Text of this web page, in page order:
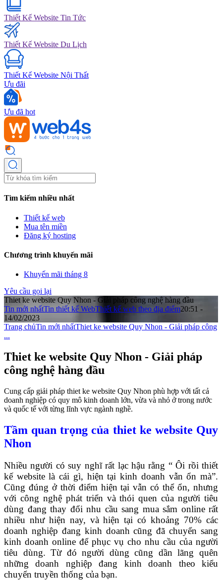
Thiết Kế Website Tin Tức
Thiết Kế Website Du Lịch
Thiết Kế Website Nội Thất
Ưu đãi
Ưu đã hot
Tìm kiếm nhiều nhất
Thiết kế web
Mua tên miền
Đăng ký hosting
Chương trình khuyến mãi
Khuyến mãi tháng 8
Yêu cầu gọi lại
Thiet ke website Quy Nhon - Giải pháp công nghệ hàng đầu
Tin mới nhấtTin thiết kế WebThiết kế web theo địa điểm20:51 -
14/02/2023
Trang chủTin mới nhấtThiet ke website Quy Nhon - Giải pháp công
...
Thiet ke website Quy Nhon - Giải pháp
công nghệ hàng đầu
Cung cấp giải pháp thiet ke website Quy Nhon phù hợp với tất cả
doanh nghiệp có quy mô kinh doanh lớn, vừa và nhỏ ở trong nước
và quốc tế với từng lĩnh vực ngành nghề.
Tầm quan trọng của thiet ke website Quy
Nhon
Nhiều người có suy nghĩ rất lạc hậu rằng “ Ôi rồi thiết
kế website là cái gì, hiện tại kinh doanh vẫn ổn mà”.
Cũng đúng ở thời điểm hiện tại vẫn có thể ổn, nhưng
với công nghệ phát triển và thói quen của người tiêu
dùng đang thay đổi nhu cầu sang mua sắm online rất
nhiều như hiện nay, và hiện tại có khoảng 70% các
doanh nghiệp đang kinh doanh cũng đã chuyển sang
kinh doanh online để phục vụ cho nhu cầu của người
tiêu dùng. Từ đó người dùng cũng dần lãng quên
những doanh nghiệp đang kinh doanh theo kiểu
chuyển truyền thống của bạn.